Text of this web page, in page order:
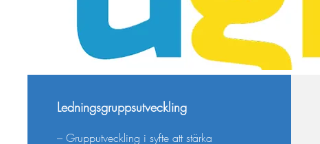
Ledningsgruppsutveckling
– Grupputveckling i syfte att stärka